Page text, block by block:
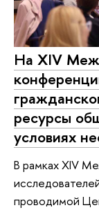
На XIV
ресурсы
условиях
В рамках XIV
проводимой